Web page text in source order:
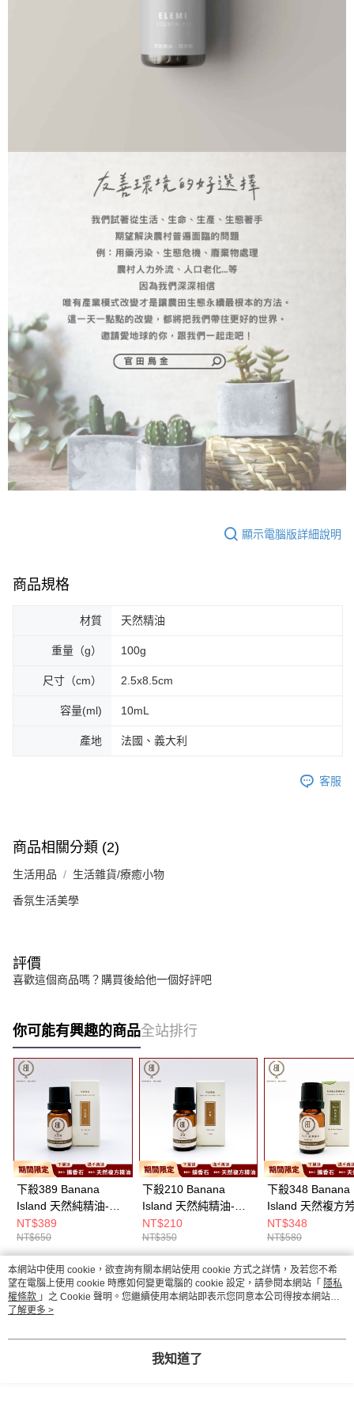
顯示電腦版詳細說明
商品規格
材質 天然精油
重量（g） 100g
尺寸（cm） 2.5x8.5cm
容量(ml) 10mL
產地 法國、義大利
客服
商品相關分類 (2)
生活用品 生活雜貨/療癒小物
香氛生活美學
評價
喜歡這個商品嗎？購買後給他一個好評吧
你可能有興趣的商品全站排行
下殺389 Banana
Island 天然純精油-天
竺葵/天竺葵/清新花香/
居家香氛
NT$389
NT$650
下殺210 Banana
Island 天然純精油-茶
樹/茶樹/香氛精油/居家
香氛
NT$210
NT$350
下殺348 Banana
Island 天然複方
油 No.6 純淨知
精油/芳療精油/居
氛
NT$348
NT$580
熱門標籤
本網站中使用 cookie，欲查詢有關本網站使用 cookie 方式之詳情，及若您不希
望在電腦上使用 cookie 時應如何變更電腦的 cookie 設定，請參閱本網站「 隱私
權條款 」之 Cookie 聲明。您繼續使用本網站即表示您同意本公司得按本網站使
用條款之 Cookie 聲明使用 cookie。
了解更多 >
我知道了